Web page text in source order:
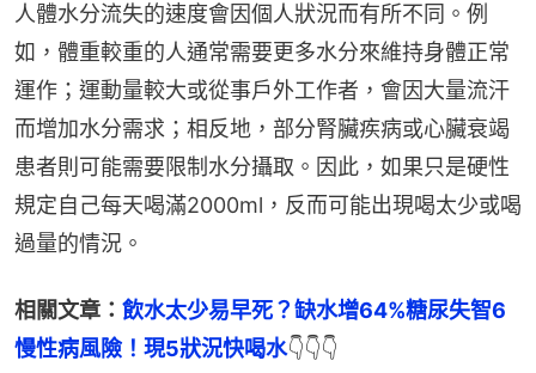
人體水分流失的速度會因個人狀況而有所不同。例
如，體重較重的人通常需要更多水分來維持身體正常
運作；運動量較大或從事戶外工作者，會因大量流汗
而增加水分需求；相反地，部分腎臟疾病或心臟衰竭
患者則可能需要限制水分攝取。因此，如果只是硬性
規定自己每天喝滿2000ml，反而可能出現喝太少或喝
過量的情況。
相關文章： 飲水太少易早死？缺水增64%糖尿失智6
慢性病風險！現5狀況快喝水👇👇👇